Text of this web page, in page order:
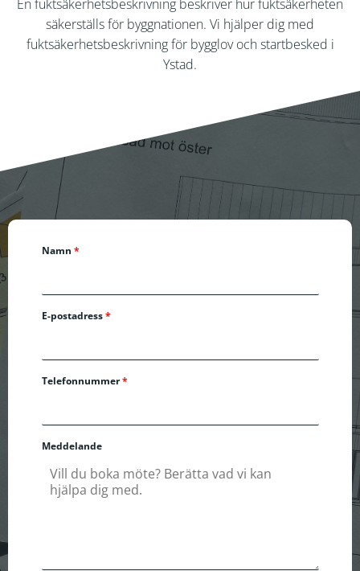
En fuktsäkerhetsbeskrivning beskriver hur fuktsäkerheten
säkerställs för byggnationen. Vi hjälper dig med
fuktsäkerhetsbeskrivning för bygglov och startbesked i
Ystad.
Namn *
E-postadress*
Telefonnummer*
Meddelande